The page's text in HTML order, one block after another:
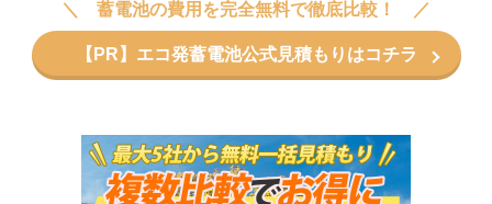
蓄電池の費用を完全無料で徹底比較！
【PR】エコ発蓄電池公式見積もりはコチラ